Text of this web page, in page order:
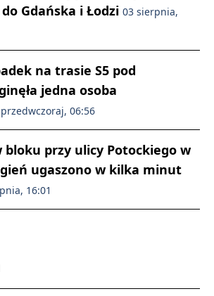
Gdańska i Łodzi 03 sierpnia,
na trasie S5 pod
jedna osoba
przedwczoraj, 06:56
bloku przy ulicy Potockiego w
ugaszono w kilka minut
16:01